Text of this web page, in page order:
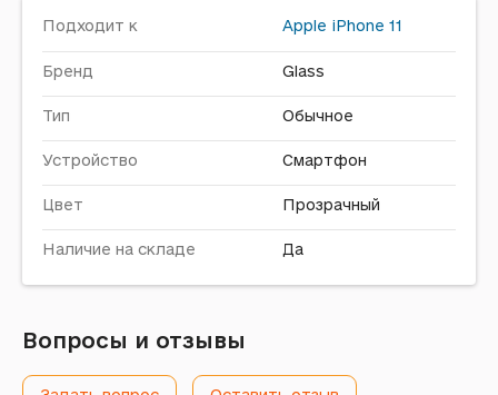
Подходит к Apple iPhone 11
Бренд Glass
Тип Обычное
Устройство Смартфон
Цвет Прозрачный
Наличие на складе Да
Вопросы и отзывы